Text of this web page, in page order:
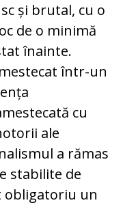
și brutal, cu o
de o minimă
înainte.
într-un
cu
ale
a rămas
stabilite de
obligatoriu un